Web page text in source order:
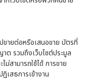
ายต่อหรือเสนอขาย บัตรที่
ต รวมถึงเว็บไซต์ประมูล
สามารถใช้ได้ การขาย
เสธการเข้างาน